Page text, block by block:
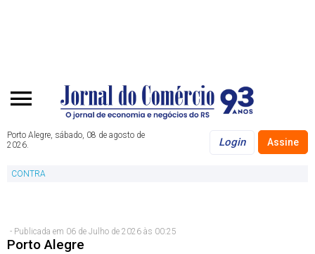
Porto Alegre, sábado, 08 de agosto de
2026.
Login Assine
CONTRA
- Publicada em 06 de Julho de 2026 às 00:25
Porto Alegre